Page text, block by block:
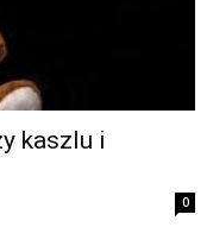
kaszlu i
0